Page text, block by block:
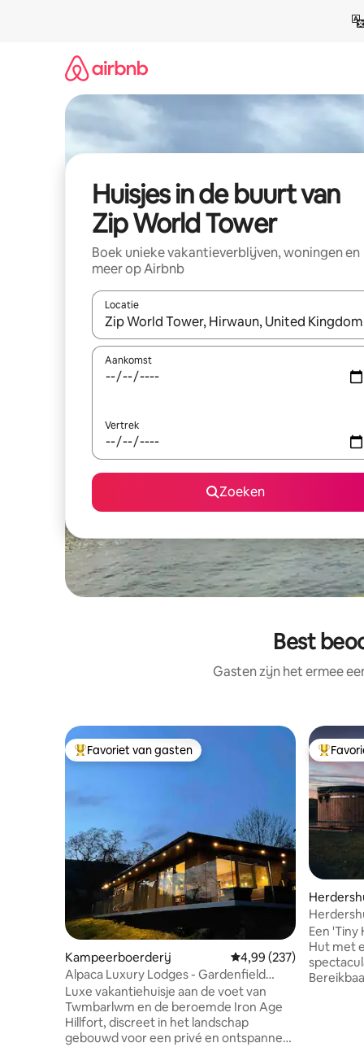
Huisjes in de buurt van
Zip World Tower
Boek unieke vakantieverblijven, woningen en
meer op Airbnb
Locatie
Wanneer er suggesties beschikbaar zijn, maak
Aankomst
Vertrek
Zoeken
Best
Gasten zijn het ermee
Topfavoriet van gasten
Favoriet van gasten
Kampeerboerderij Gemiddelde
4,99 (237)
Alpaca Luxury Lodges - Gardenfield
Cabin
Luxe vakantiehuisje aan de voet van
Twmbarlwm en de beroemde Iron Age
Hillfort, discreet in het landschap
gebouwd voor een privé en ontspannen
uitzicht
Een
Hut met